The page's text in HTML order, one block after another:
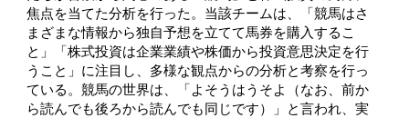
焦点を当てた分析を行った。当該チームは、「競馬はさ
まざまな情報から独自予想を立てて馬券を購入するこ
と」「株式投資は企業業績や株価から投資意思決定を行
うこと」に注目し、多様な観点からの分析と考察を行っ
ている。競馬の世界は、「よそうはうそよ（なお、前か
ら読んでも後ろから読んでも同じです）」と言われ、実